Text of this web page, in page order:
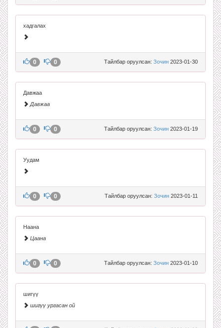
хадгалах
Тайлбар оруулсан: Зочин 2023-01-30
0 0
Давжаа
Давжаа
Тайлбар оруулсан: Зочин 2023-01-19
0 0
Уудам
Тайлбар оруулсан: Зочин 2023-01-11
0 0
Наана
Цаана
Тайлбар оруулсан: Зочин 2023-01-10
0 0
шигүү
шигүү ургасан ой